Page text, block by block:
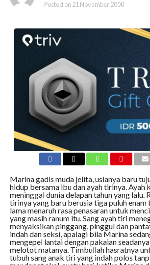
Posted on 21 November 2008
Marina gadis muda jelita, usianya baru
hidup bersama ibu dan ayah tirinya. Ayah
meninggal dunia delapan tahun yang lalu.
tirinya yang baru berusia tiga puluh enam
lama menaruh rasa penasaran untuk
yang masih ranum itu. Sang ayah tiri
menyaksikan pinggang, pinggul dan
indah dan seksi, apalagi bila Marina
mengepel lantai dengan pakaian
melotot matanya. Timbullah hasratnya
tubuh sang anak tiri yang indah polos